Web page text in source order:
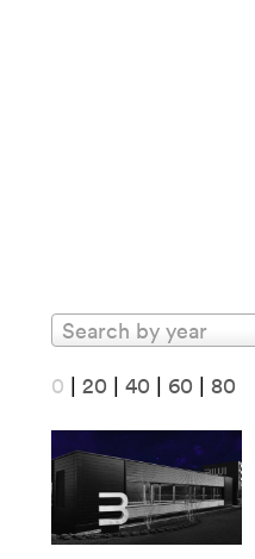
Search by year
0 | 20 | 40 | 60 | 80